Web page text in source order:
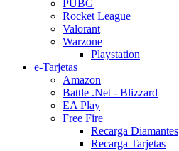
PUBG
Rocket League
Valorant
Warzone
Playstation
e-Tarjetas
Amazon
Battle .Net - Blizzard
EA Play
Free Fire
Recarga Diamantes
Recarga Tarjetas